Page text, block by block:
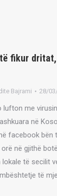
fikur
Bajrami 28/
lufton me
në
facebook bën
në gjithë
të secilit
të